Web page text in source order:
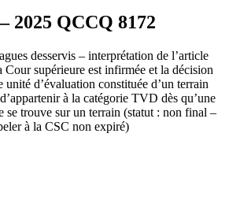
2025 QCCQ 8172
desservis – interprétation de l’article
Cour supérieure est infirmée et la décision
unité d’évaluation constituée d’un terrain
à la catégorie TVD dès qu’une
se trouve sur un terrain (statut : non final –
à la CSC non expiré)